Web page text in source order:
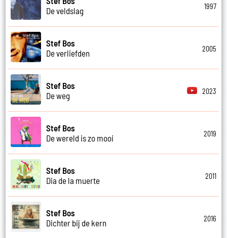
De veldslag
1997
Stef Bos
De verliefden
2005
Stef Bos
De weg
2023
Stef Bos
De wereld is zo mooi
2019
Stef Bos
Dia de la muerte
2011
Stef Bos
Dichter bij de kern
2016